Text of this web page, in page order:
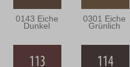
0143 Eiche
Dunkel
0301 Eiche
Grünlich